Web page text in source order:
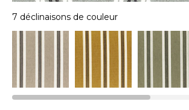
7 déclinaisons de couleur